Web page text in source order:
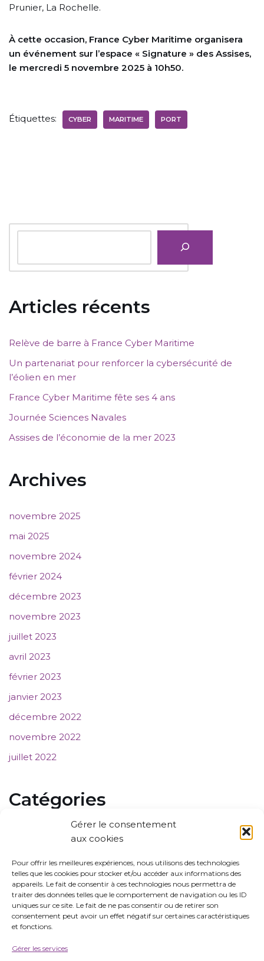
Gérer le consentement
aux cookies
Pour offrir les meilleures expériences, nous utilisons des technologies
telles que les cookies pour stocker et/ou accéder aux informations des
appareils. Le fait de consentir à ces technologies nous permettra de
traiter des données telles que le comportement de navigation ou les ID
uniques sur ce site. Le fait de ne pas consentir ou de retirer son
consentement peut avoir un effet négatif sur certaines caractéristiques
et fonctions.
Gérer les services
Prunier, La Rochelle.
À cette occasion, France Cyber Maritime organisera
un événement sur l’espace « Signature » des Assises,
le mercredi 5 novembre 2025 à 10h50.
Étiquettes: CYBER MARITIME PORT
Articles récents
Relève de barre à France Cyber Maritime
Un partenariat pour renforcer la cybersécurité de
l’éolien en mer
France Cyber Maritime fête ses 4 ans
Journée Sciences Navales
Assises de l’économie de la mer 2023
Archives
novembre 2025
mai 2025
novembre 2024
février 2024
décembre 2023
novembre 2023
juillet 2023
avril 2023
février 2023
janvier 2023
décembre 2022
novembre 2022
juillet 2022
Catégories
Communiqué de presse
Membres
Non classé
Projets